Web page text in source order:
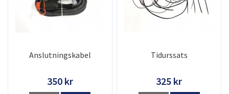
Anslutningskabel
350 kr
Tidurssats
325 kr